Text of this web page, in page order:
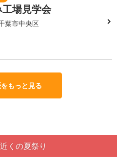
場見学会
葉市中央区
もっと見る
くの夏祭り